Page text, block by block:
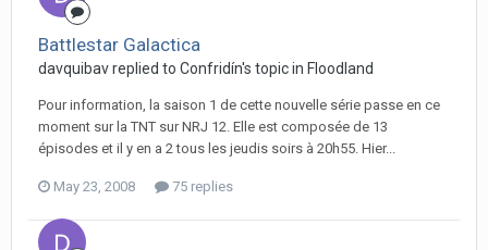
Battlestar Galactica
davquibav replied to Confridín's topic in Floodland
Pour information, la saison 1 de cette nouvelle série passe en ce
moment sur la TNT sur NRJ 12. Elle est composée de 13
épisodes et il y en a 2 tous les jeudis soirs à 20h55. Hier...
May 23, 2008 75 replies